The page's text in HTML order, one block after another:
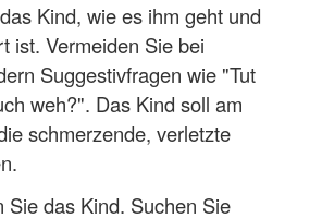
Kind, wie es ihm geht und
ist. Vermeiden Sie bei
Suggestivfragen wie "Tut
weh?". Das Kind soll am
schmerzende, verletzte
Sie das Kind. Suchen Sie